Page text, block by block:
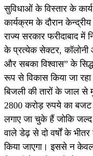
सुविधाओं के विस्तार के
कार्यक्रम के दौरान
राज्य सरकार फरीदाबाद में
के प्रत्येक सेक्टर, कॉलोनी
और सबका विश्वास” के
रूप से विकास किया जा रहा
बिजली की तारों के जाल से
2800 करोड़ रुपये का बजट
लगाए जा चुके हैं जोकि
वाले डेढ़ से दो वर्षों के
किया जाएगा। इससे न केवल